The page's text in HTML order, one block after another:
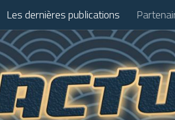
Les dernières publications